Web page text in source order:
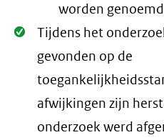
worden
Oké.
Tijdens het
gevonden op de
afwijkingen zijn
onderzoek werd